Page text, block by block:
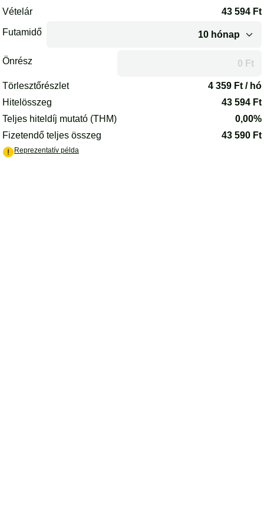
Az oldal betöltődött.
Vételár 43 594 Ft
Futamidő
Önrész
A futamidő vagy az önrész módosítása után az oldal
Törlesztőrészlet 4 359 Ft / hó
Hitelösszeg
43 594 Ft
Teljes hiteldíj mutató (THM)
0,00%
Fizetendő teljes összeg
43 590 Ft
Reprezentatív példa